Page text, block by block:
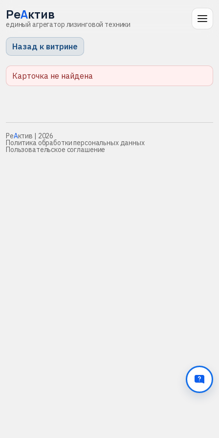
РеАктив
единый агрегатор лизинговой техники
Назад к витрине
Карточка не найдена
РеАктив | 2026
Политика обработки персональных данных
Пользовательское соглашение